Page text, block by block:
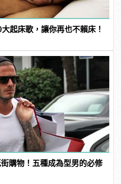
起床歌，讓你再也不賴床！
街購物！五種成為型男的必修